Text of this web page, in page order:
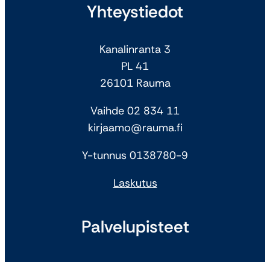
Yhteystiedot
Kanalinranta 3
PL 41
26101 Rauma
Vaihde 02 834 11
kirjaamo@rauma.fi
Y-tunnus 0138780-9
Laskutus
Palvelupisteet